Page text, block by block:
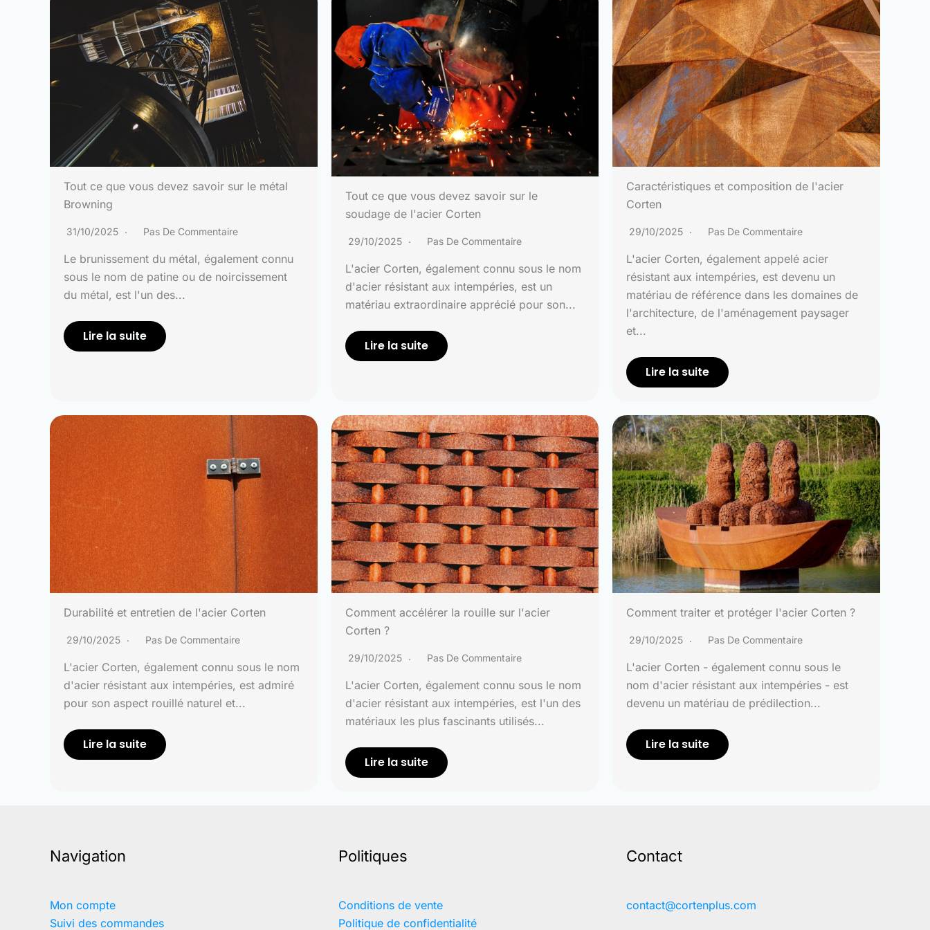
Tout ce que vous devez savoir sur le métal
Browning
31/10/2025 Pas De Commentaire
Le brunissement du métal, également connu
sous le nom de patine ou de noircissement
du métal, est l'un des...
Lire la suite
Tout ce que vous devez savoir sur le
soudage de l'acier Corten
29/10/2025 Pas De Commentaire
L'acier Corten, également connu sous le nom
d'acier résistant aux intempéries, est un
matériau extraordinaire apprécié pour son...
Lire la suite
Caractéristiques et composition de l'acier
Corten
29/10/2025 Pas De Commentaire
L'acier Corten, également appelé acier
résistant aux intempéries, est devenu un
matériau de référence dans les domaines de
l'architecture, de l'aménagement paysager
et...
Lire la suite
Durabilité et entretien de l'acier Corten
29/10/2025 Pas De Commentaire
L'acier Corten, également connu sous le nom
d'acier résistant aux intempéries, est admiré
pour son aspect rouillé naturel et...
Lire la suite
Comment accélérer la rouille sur l'acier
Corten ?
29/10/2025 Pas De Commentaire
L'acier Corten, également connu sous le nom
d'acier résistant aux intempéries, est l'un des
matériaux les plus fascinants utilisés...
Lire la suite
Comment traiter et protéger l'acier Corten ?
29/10/2025 Pas De Commentaire
L'acier Corten - également connu sous le
nom d'acier résistant aux intempéries - est
devenu un matériau de prédilection...
Lire la suite
Navigation
Mon compte
Suivi des commandes
Politiques
Conditions de vente
Politique de confidentialité
Contact
contact@cortenplus.com